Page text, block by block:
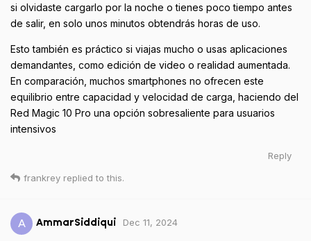
si olvidaste cargarlo por la noche o tienes poco tiempo antes
de salir, en solo unos minutos obtendrás horas de uso.
Esto también es práctico si viajas mucho o usas aplicaciones
demandantes, como edición de video o realidad aumentada.
En comparación, muchos smartphones no ofrecen este
equilibrio entre capacidad y velocidad de carga, haciendo del
Red Magic 10 Pro una opción sobresaliente para usuarios
intensivos
Reply
frankrey replied to this.
A AmmarSiddiqui Dec 11, 2024